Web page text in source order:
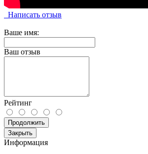
Написать отзыв
Ваше имя:
Ваш отзыв
Рейтинг
Продолжить
Закрыть
Информация